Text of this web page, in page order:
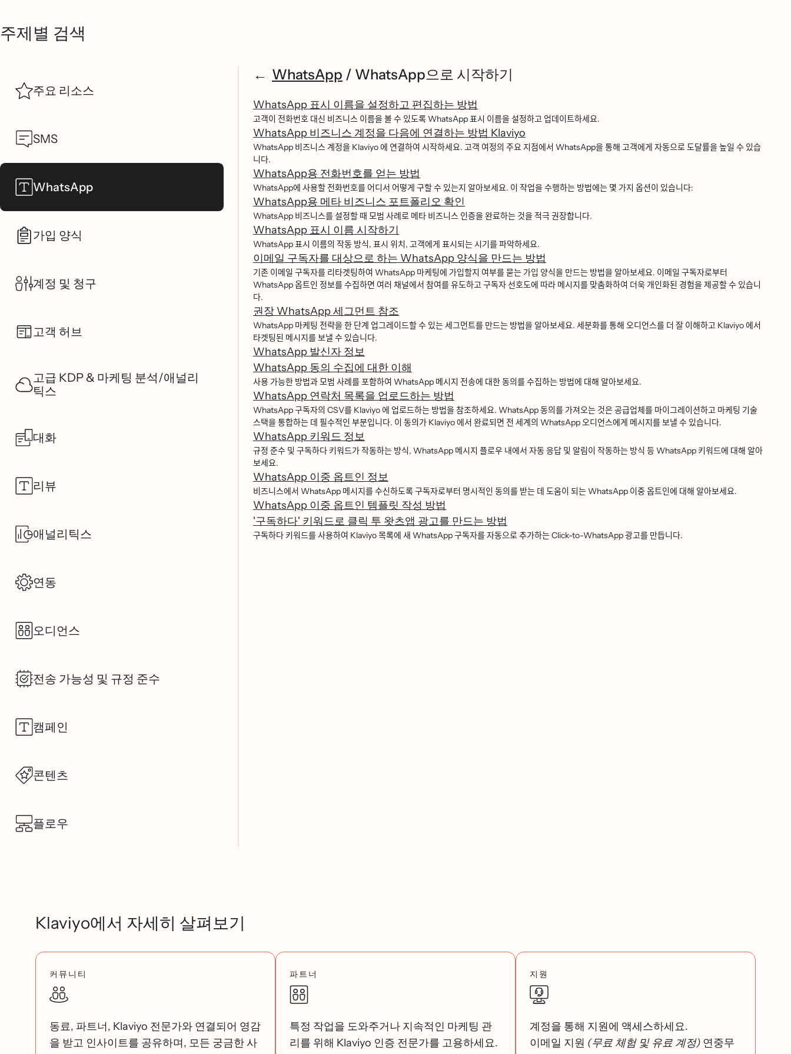
주제별 검색
주요 리소스
SMS
WhatsApp
가입 양식
계정 및 청구
고객 허브
고급 KDP & 마케팅 분석/애널리
틱스
대화
리뷰
애널리틱스
연동
오디언스
전송 가능성 및 규정 준수
캠페인
콘텐츠
플로우
WhatsApp / WhatsApp으로 시작하기
WhatsApp 표시 이름을 설정하고 편집하는 방법
고객이 전화번호 대신 비즈니스 이름을 볼 수 있도록 WhatsApp 표시 이름을 설정하고 업데이트하세요.
WhatsApp 비즈니스 계정을 다음에 연결하는 방법 Klaviyo
WhatsApp 비즈니스 계정을 Klaviyo 에 연결하여 시작하세요. 고객 여정의 주요 지점에서 WhatsApp을 통해 고객에게 자동으로 도달률을 높일 수 있습
니다.
WhatsApp용 전화번호를 얻는 방법
WhatsApp에 사용할 전화번호를 어디서 어떻게 구할 수 있는지 알아보세요. 이 작업을 수행하는 방법에는 몇 가지 옵션이 있습니다:
WhatsApp용 메타 비즈니스 포트폴리오 확인
WhatsApp 비즈니스를 설정할 때 모범 사례로 메타 비즈니스 인증을 완료하는 것을 적극 권장합니다.
WhatsApp 표시 이름 시작하기
WhatsApp 표시 이름의 작동 방식, 표시 위치, 고객에게 표시되는 시기를 파악하세요.
이메일 구독자를 대상으로 하는 WhatsApp 양식을 만드는 방법
기존 이메일 구독자를 리타겟팅하여 WhatsApp 마케팅에 가입할지 여부를 묻는 가입 양식을 만드는 방법을 알아보세요. 이메일 구독자로부터
WhatsApp 옵트인 정보를 수집하면 여러 채널에서 참여를 유도하고 구독자 선호도에 따라 메시지를 맞춤화하여 더욱 개인화된 경험을 제공할 수 있습니
다.
권장 WhatsApp 세그먼트 참조
WhatsApp 마케팅 전략을 한 단계 업그레이드할 수 있는 세그먼트를 만드는 방법을 알아보세요. 세분화를 통해 오디언스를 더 잘 이해하고 Klaviyo 에서
타겟팅된 메시지를 보낼 수 있습니다.
WhatsApp 발신자 정보
WhatsApp 동의 수집에 대한 이해
사용 가능한 방법과 모범 사례를 포함하여 WhatsApp 메시지 전송에 대한 동의를 수집하는 방법에 대해 알아보세요.
WhatsApp 연락처 목록을 업로드하는 방법
WhatsApp 구독자의 CSV를 Klaviyo 에 업로드하는 방법을 참조하세요. WhatsApp 동의를 가져오는 것은 공급업체를 마이그레이션하고 마케팅 기술
스택을 통합하는 데 필수적인 부분입니다. 이 동의가 Klaviyo 에서 완료되면 전 세계의 WhatsApp 오디언스에게 메시지를 보낼 수 있습니다.
WhatsApp 키워드 정보
규정 준수 및 구독하다 키워드가 작동하는 방식, WhatsApp 메시지 플로우 내에서 자동 응답 및 알림이 작동하는 방식 등 WhatsApp 키워드에 대해 알아
보세요.
WhatsApp 이중 옵트인 정보
비즈니스에서 WhatsApp 메시지를 수신하도록 구독자로부터 명시적인 동의를 받는 데 도움이 되는 WhatsApp 이중 옵트인에 대해 알아보세요.
WhatsApp 이중 옵트인 템플릿 작성 방법
'구독하다' 키워드로 클릭 투 왓츠앱 광고를 만드는 방법
구독하다 키워드를 사용하여 Klaviyo 목록에 새 WhatsApp 구독자를 자동으로 추가하는 Click-to-WhatsApp 광고를 만듭니다.
Klaviyo에서 자세히 살펴보기
커뮤니티
동료, 파트너, Klaviyo 전문가와 연결되어 영감
을 받고 인사이트를 공유하며, 모든 궁금한 사
파트너
특정 작업을 도와주거나 지속적인 마케팅 관
리를 위해 Klaviyo 인증 전문가를 고용하세요.
지원
계정을 통해 지원에 액세스하세요.
이메일 지원 (무료 체험 및 유료 계정) 연중무